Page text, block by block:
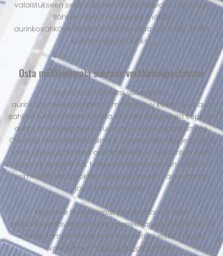
valaistukseen sekä erilaisten sähkölaitteiden tarpeisiin.
Sähköverkkoon kuuluvalle mökille
aurinkosähköjärjestelmän voi asentaa samalla tavalla
kuin omakotitaloonkin.
Osta mökkivoimala suoraan verkkokaupastamme
Kun haluat valmiiksi suunnitellun
aurinkopaneelijärjestelmän, mistä löytyy kaikki tarvittava
sähkön tuottamiseen mökillä, voit tilata tarpeisiisi sopivan
aurinkovoimalapaketin suoraan verkkokaupastamme.
Olemme suunnitelleet valmiita aurinkopaneelijärjestelmiä,
jotta sinä voit aloittaa aurinkoenergian hyödyntäminen
helposti ja nopeasti. Mökkivoimalamme mahdollistaa
esimerkiksi kesämökkien sähköistämisen vastaamaan
jopa sähköliittymää.
Myymme huolettomat ja vaivattomat sekä
ympäristöystävälliset aurinkopaneelijärjestelmät kotiin ja
mökille Tampereen ja koko Suomen alueelle. Tutustu
valikoimaan Verkkokaupassamme.